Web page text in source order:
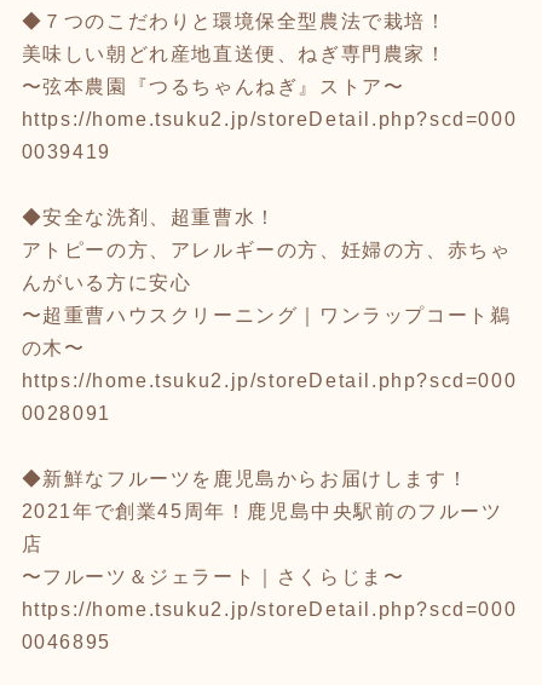
◆７つのこだわりと環境保全型農法で栽培！
美味しい朝どれ産地直送便、ねぎ専門農家！
〜弦本農園『つるちゃんねぎ』ストア〜
https://home.tsuku2.jp/storeDetail.php?scd=000
0039419
◆安全な洗剤、超重曹水！
アトピーの方、アレルギーの方、妊婦の方、赤ちゃ
んがいる方に安心
〜超重曹ハウスクリーニング｜ワンラップコート鵜
の木〜
https://home.tsuku2.jp/storeDetail.php?scd=000
0028091
◆新鮮なフルーツを鹿児島からお届けします！
2021年で創業45周年！鹿児島中央駅前のフルーツ
店
〜フルーツ＆ジェラート｜さくらじま〜
https://home.tsuku2.jp/storeDetail.php?scd=000
0046895